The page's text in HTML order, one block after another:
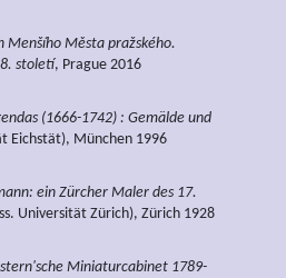
Menšího Města pražského.
století, Prague 2016
(1666-1742) : Gemälde und
Eichstät), München 1996
ein Zürcher Maler des 17.
Universität Zürich), Zürich 1928
Miniaturcabinet 1789-